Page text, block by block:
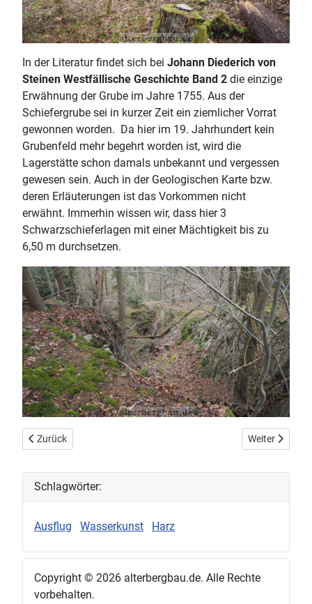
In der Literatur findet sich bei Johann Diederich von
Steinen Westfällische Geschichte Band 2 die einzige
Erwähnung der Grube im Jahre 1755. Aus der
Schiefergrube sei in kurzer Zeit ein ziemlicher Vorrat
gewonnen worden. Da hier im 19. Jahrhundert kein
Grubenfeld mehr begehrt worden ist, wird die
Lagerstätte schon damals unbekannt und vergessen
gewesen sein. Auch in der Geologischen Karte bzw.
deren Erläuterungen ist das Vorkommen nicht
erwähnt. Immerhin wissen wir, dass hier 3
Schwarzschieferlagen mit einer Mächtigkeit bis zu
6,50 m durchsetzen.
Vorheriger Beitrag: Grube Grimhold bei Heinrichsdorf
Zurück Nächster
Weiter
Schlagwörter:
Ausflug Wasserkunst Harz
Copyright © 2026 alterbergbau.de. Alle Rechte
vorbehalten.